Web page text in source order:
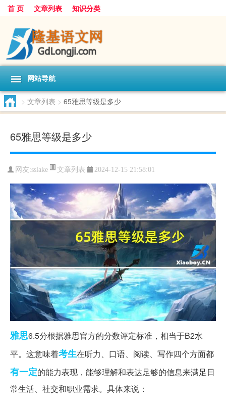
首 页 文章列表 知识分类
网站导航
> 文章列表 > 65雅思等级是多少
65雅思等级是多少
网友:sslake 文章列表 2024-12-15 21:58:01
雅思6.5分根据雅思官方的分数评定标准，相当于B2水
平。这意味着考生在听力、口语、阅读、写作四个方面都
有一定的能力表现，能够理解和表达足够的信息来满足日
常生活、社交和职业需求。具体来说：